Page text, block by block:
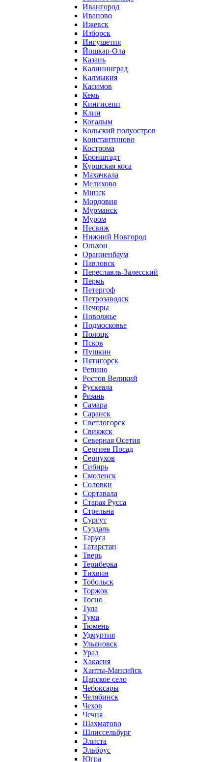
Ивангород
Иваново
Ижевск
Изборск
Ингушетия
Йошкар-Ола
Казань
Калининград
Калмыкия
Касимов
Кемь
Кингисепп
Клин
Когалым
Кольский полуостров
Константиново
Кострома
Кронштадт
Куршская коса
Махачкала
Мелихово
Минск
Мордовия
Мурманск
Муром
Несвиж
Нижний Новгород
Ольхон
Ораниенбаум
Павловск
Переславль-Залесский
Пермь
Петергоф
Петрозаводск
Печоры
Поволжье
Подмосковье
Полоцк
Псков
Пушкин
Пятигорск
Репино
Ростов Великий
Рускеала
Рязань
Самара
Саранск
Светлогорск
Свияжск
Северная Осетия
Сергиев Посад
Серпухов
Сибирь
Смоленск
Соловки
Сортавала
Старая Русса
Стрельна
Сургут
Суздаль
Таруса
Татарстан
Тверь
Териберка
Тихвин
Тобольск
Торжок
Тосно
Тула
Тума
Тюмень
Удмуртия
Ульяновск
Урал
Хакасия
Ханты-Мансийск
Царское село
Чебоксары
Челябинск
Чехов
Чечня
Шахматово
Шлиссельбург
Элиста
Эльбрус
Югра